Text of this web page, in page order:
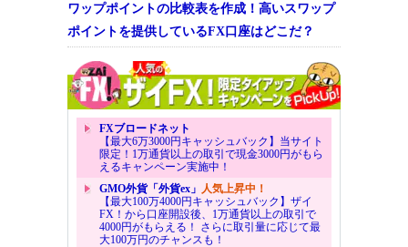
ワップポイントの比較表を作成！高いスワップ
ポイントを提供しているFX口座はどこだ？
FXブロードネット
【最大6万3000円キャッシュバック】当サイト
限定！1万通貨以上の取引で現金3000円がもら
えるキャンペーン実施中！
GMO外貨「外貨ex」 人気上昇中！
【最大100万4000円キャッシュバック】ザイ
FX！から口座開設後、1万通貨以上の取引で
4000円がもらえる！ さらに取引量に応じて最
大100万円のチャンスも！